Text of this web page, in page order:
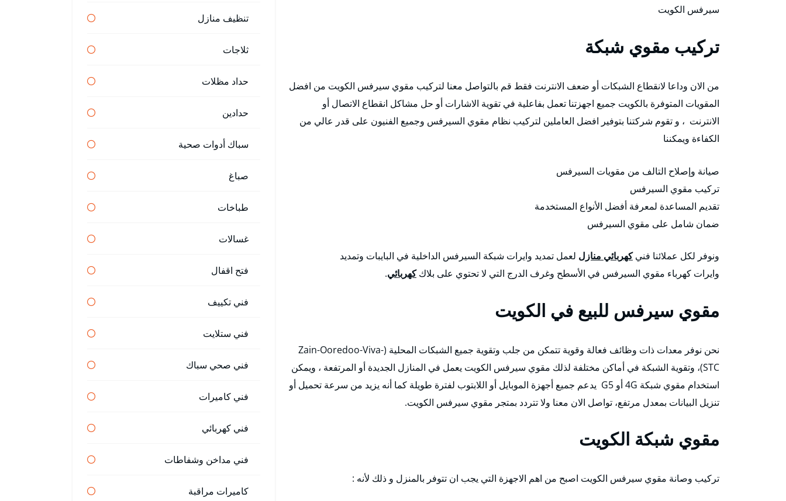
سيرفس الكويت
تركيب مقوي شبكة
من الان وداعا لانقطاع الشبكات أو ضعف الانترنت فقط قم بالتواصل معنا لتركيب مقوي سيرفس الكويت من افضل
المقويات المتوفرة بالكويت جميع اجهزتنا تعمل بفاعلية في تقوية الاشارات أو حل مشاكل انقطاع الاتصال أو
الانترنت ، و تقوم شركتنا بتوفير افضل العاملين لتركيب نظام مقوي السيرفس وجميع الفنيون على قدر عالي من
الكفاءة ويمكننا
صيانة وإصلاح التالف من مقويات السيرفس
تركيب مقوي السيرفس
تقديم المساعدة لمعرفة أفضل الأنواع المستخدمة
ضمان شامل على مقوي السيرفس
ونوفر لكل عملائنا فنيكهربائي منازل لعمل تمديد وايرات شبكة السيرفس الداخلية في البايبات وتمديد
وايرات كهرباء مقوي السيرفس في الأسطح وغرف الدرج التي لا تحتوي على بلاككهربائي.
مقوي سيرفس للبيع في الكويت
نحن نوفر معدات ذات وظائف فعالة وقوية تتمكن من جلب وتقوية جميع الشبكات المحلية (Zain-Ooredoo-Viva-
STC)، وتقوية الشبكة في أماكن مختلفة لذلك مقوي سيرفس الكويت يعمل في المنازل الجديدة أو المرتفعة ، ويمكن
استخدام مقوي شبكة 4G أو G5 يدعم جميع أجهزة الموبايل أو اللابتوب لفترة طويلة كما أنه يزيد من سرعة تحميل أو
تنزيل البيانات بمعدل مرتفع، تواصل الان معنا ولا تتردد بمتجر مقوي سيرفس الكويت.
مقوي شبكة الكويت
تركيب وصانة مقوي سيرفس الكويت اصبح من اهم الاجهزة التي يجب ان تتوفر بالمنزل و ذلك لأنه :
تنظيف منازل
ثلاجات
حداد مظلات
حدادين
سباك أدوات صحية
صباغ
طباخات
غسالات
فتح اقفال
فني تكييف
فني ستلايت
فني صحي سباك
فني كاميرات
فني كهربائي
فني مداخن وشفاطات
كاميرات مراقبة